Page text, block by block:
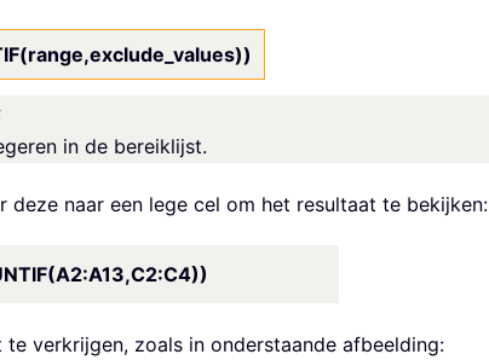
in de bereiklijst.
naar een lege cel om het resultaat te bekijken:
te verkrijgen, zoals in onderstaande afbeelding: